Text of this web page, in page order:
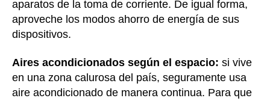
aparatos de la toma de corriente. De igual forma,
aproveche los modos ahorro de energía de sus
dispositivos.
Aires acondicionados según el espacio: si vive
en una zona calurosa del país, seguramente usa
aire acondicionado de manera continua. Para que